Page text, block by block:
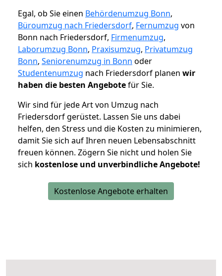
Egal, ob Sie einen Behördenumzug Bonn,
Büroumzug nach Friedersdorf, Fernumzug von
Bonn nach Friedersdorf, Firmenumzug,
Laborumzug Bonn, Praxisumzug, Privatumzug
Bonn, Seniorenumzug in Bonn oder
Studentenumzug nach Friedersdorf planen wir
haben die besten Angebotefür Sie.
Wir sind für jede Art von Umzug nach
Friedersdorf gerüstet. Lassen Sie uns dabei
helfen, den Stress und die Kosten zu minimieren,
damit Sie sich auf Ihren neuen Lebensabschnitt
freuen können. Zögern Sie nicht und holen Sie
sich kostenlose und unverbindliche Angebote!
Kostenlose Angebote erhalten